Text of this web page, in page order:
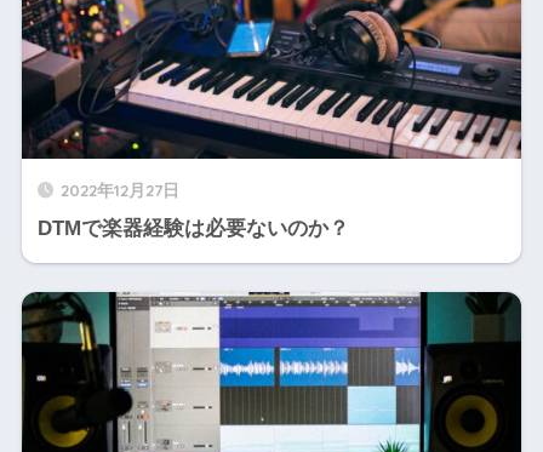
2022年12月27日
DTMで楽器経験は必要ないのか？